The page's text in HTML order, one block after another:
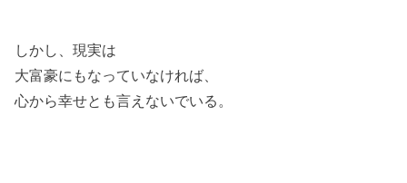
しかし、現実は
大富豪にもなっていなければ、
心から幸せとも言えないでいる。